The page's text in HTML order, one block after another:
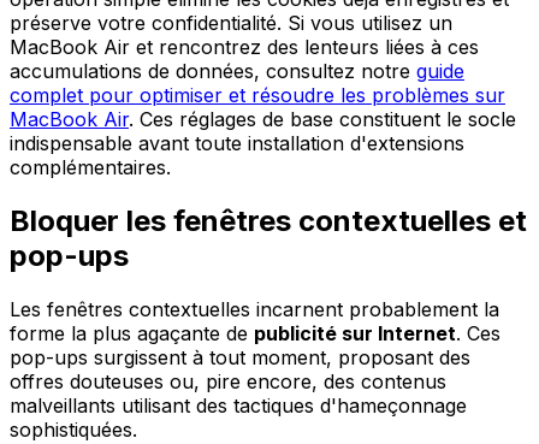
préserve votre confidentialité. Si vous utilisez un
MacBook Air et rencontrez des lenteurs liées à ces
accumulations de données, consultez notre guide
complet pour optimiser et résoudre les problèmes sur
MacBook Air. Ces réglages de base constituent le socle
indispensable avant toute installation d'extensions
complémentaires.
Bloquer les fenêtres contextuelles et
pop-ups
Les fenêtres contextuelles incarnent probablement la
forme la plus agaçante de publicité sur Internet. Ces
pop-ups surgissent à tout moment, proposant des
offres douteuses ou, pire encore, des contenus
malveillants utilisant des tactiques d'hameçonnage
sophistiquées.